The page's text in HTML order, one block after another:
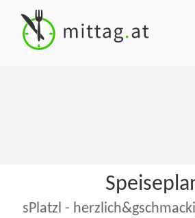
sPlatzl -